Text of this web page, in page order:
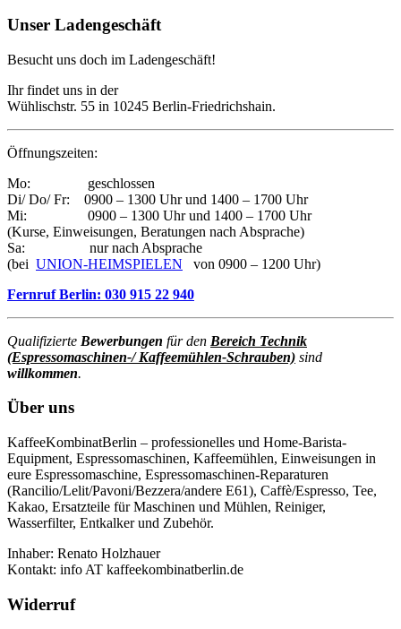
Unser Ladengeschäft
Besucht uns doch im Ladengeschäft!
Ihr findet uns in der
Wühlischstr. 55 in 10245 Berlin-Friedrichshain.
Öffnungszeiten:
Mo: geschlossen
Di/ Do/ Fr: 0900 – 1300 Uhr und 1400 – 1700 Uhr
Mi: 0900 – 1300 Uhr und 1400 – 1700 Uhr
(Kurse, Einweisungen, Beratungen nach Absprache)
Sa: nur nach Absprache
(bei UNION-HEIMSPIELEN von 0900 – 1200 Uhr)
Fernruf Berlin: 030 915 22 940
Qualifizierte Bewerbungen für den Bereich Technik
(Espressomaschinen-/ Kaffeemühlen-Schrauben) sind
willkommen.
Über uns
KaffeeKombinatBerlin – professionelles und Home-Barista-
Equipment, Espressomaschinen, Kaffeemühlen, Einweisungen in
eure Espressomaschine, Espressomaschinen-Reparaturen
(Rancilio/Lelit/Pavoni/Bezzera/andere E61), Caffè/Espresso, Tee,
Kakao, Ersatzteile für Maschinen und Mühlen, Reiniger,
Wasserfilter, Entkalker und Zubehör.
Inhaber: Renato Holzhauer
Kontakt: info AT kaffeekombinatberlin.de
Widerruf